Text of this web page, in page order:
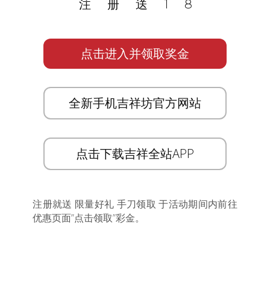
注册送18
点击进入并领取奖金
全新手机吉祥坊官方网站
点击下载吉祥全站APP
注册就送 限量好礼 手刀领取 于活动期间内前往
优惠页面”点击领取”彩金。